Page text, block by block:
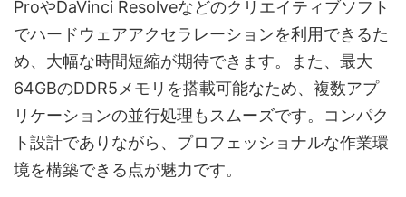
ProやDaVinci Resolveなどのクリエイティブソフト
でハードウェアアクセラレーションを利用できるた
め、大幅な時間短縮が期待できます。また、最大
64GBのDDR5メモリを搭載可能なため、複数アプ
リケーションの並行処理もスムーズです。コンパク
ト設計でありながら、プロフェッショナルな作業環
境を構築できる点が魅力です。